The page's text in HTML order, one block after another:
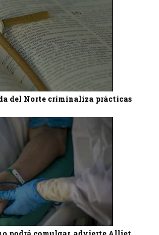
del Norte criminaliza prácticas
podrá comulgar, advierte Alliet